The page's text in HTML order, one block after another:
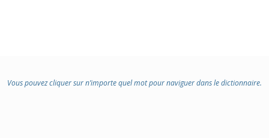
Vous pouvez cliquer sur n’importe quel mot pour naviguer dans le dictionnaire.